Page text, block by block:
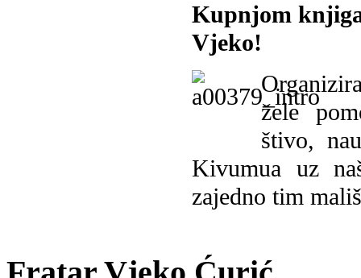
Kupnjom
Vjeko!
žele
štivo,
Kivumua uz
zajedno tim